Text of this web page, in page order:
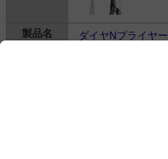
ダイヤNプライヤー